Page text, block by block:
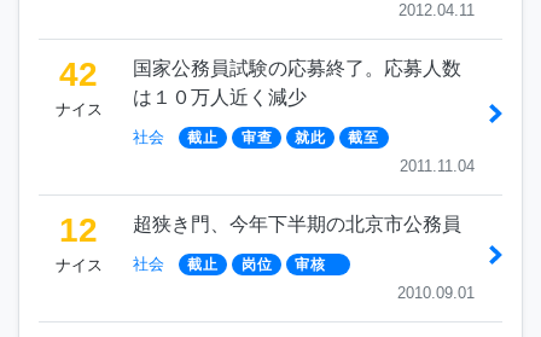
2012.04.11
42
ナイス
国家公務員試験の応募終了。応募人数
は１０万人近く減少
社会 截止 审查 就此 截至
2011.11.04
12
ナイス
超狭き門、今年下半期の北京市公務員
社会 截止 岗位 审核
2010.09.01